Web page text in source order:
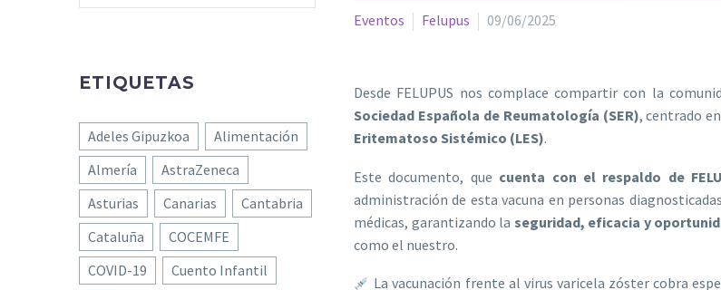
Eventos Felupus 09/06/2025
Desde FELUPUS nos complace compartir con la
Sociedad Española de Reumatología (SER), centrado
Eritematoso Sistémico (LES).
Este documento, que cuenta con el respaldo de
administración de esta vacuna en personas
médicas, garantizando la seguridad, eficacia y
como el nuestro.
La vacunación frente al virus varicela zóster cobra
ETIQUETAS
Adeles Gipuzkoa
Alimentación
Almería
AstraZeneca
Asturias
Canarias
Cantabria
Cataluña
COCEMFE
COVID-19
Cuento Infantil